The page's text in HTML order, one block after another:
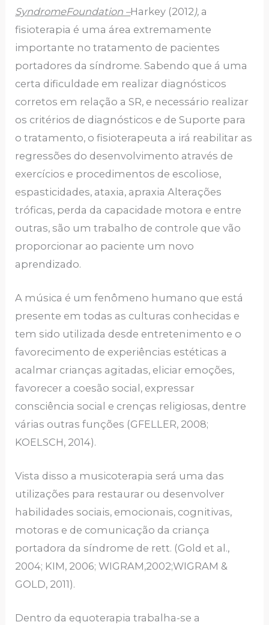
SyndromeFoundation –Harkey (2012), a
fisioterapia é uma área extremamente
importante no tratamento de pacientes
portadores da síndrome. Sabendo que á uma
certa dificuldade em realizar diagnósticos
corretos em relação a SR, e necessário realizar
os critérios de diagnósticos e de Suporte para
o tratamento, o fisioterapeuta a irá reabilitar as
regressões do desenvolvimento através de
exercícios e procedimentos de escoliose,
espasticidades, ataxia, apraxia Alterações
tróficas, perda da capacidade motora e entre
outras, são um trabalho de controle que vão
proporcionar ao paciente um novo
aprendizado.
A música é um fenômeno humano que está
presente em todas as culturas conhecidas e
tem sido utilizada desde entretenimento e o
favorecimento de experiências estéticas a
acalmar crianças agitadas, eliciar emoções,
favorecer a coesão social, expressar
consciência social e crenças religiosas, dentre
várias outras funções (GFELLER, 2008;
KOELSCH, 2014).
Vista disso a musicoterapia será uma das
utilizações para restaurar ou desenvolver
habilidades sociais, emocionais, cognitivas,
motoras e de comunicação da criança
portadora da síndrome de rett. (Gold et al.,
2004; KIM, 2006; WIGRAM,2002;WIGRAM &
GOLD, 2011).
Dentro da equoterapia trabalha-se a